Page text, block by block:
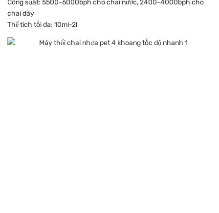
Công suất: 5500-6000bph cho chai nước, 2400-4000bph cho
chai dày
Thể tích tối đa: 10ml-2l